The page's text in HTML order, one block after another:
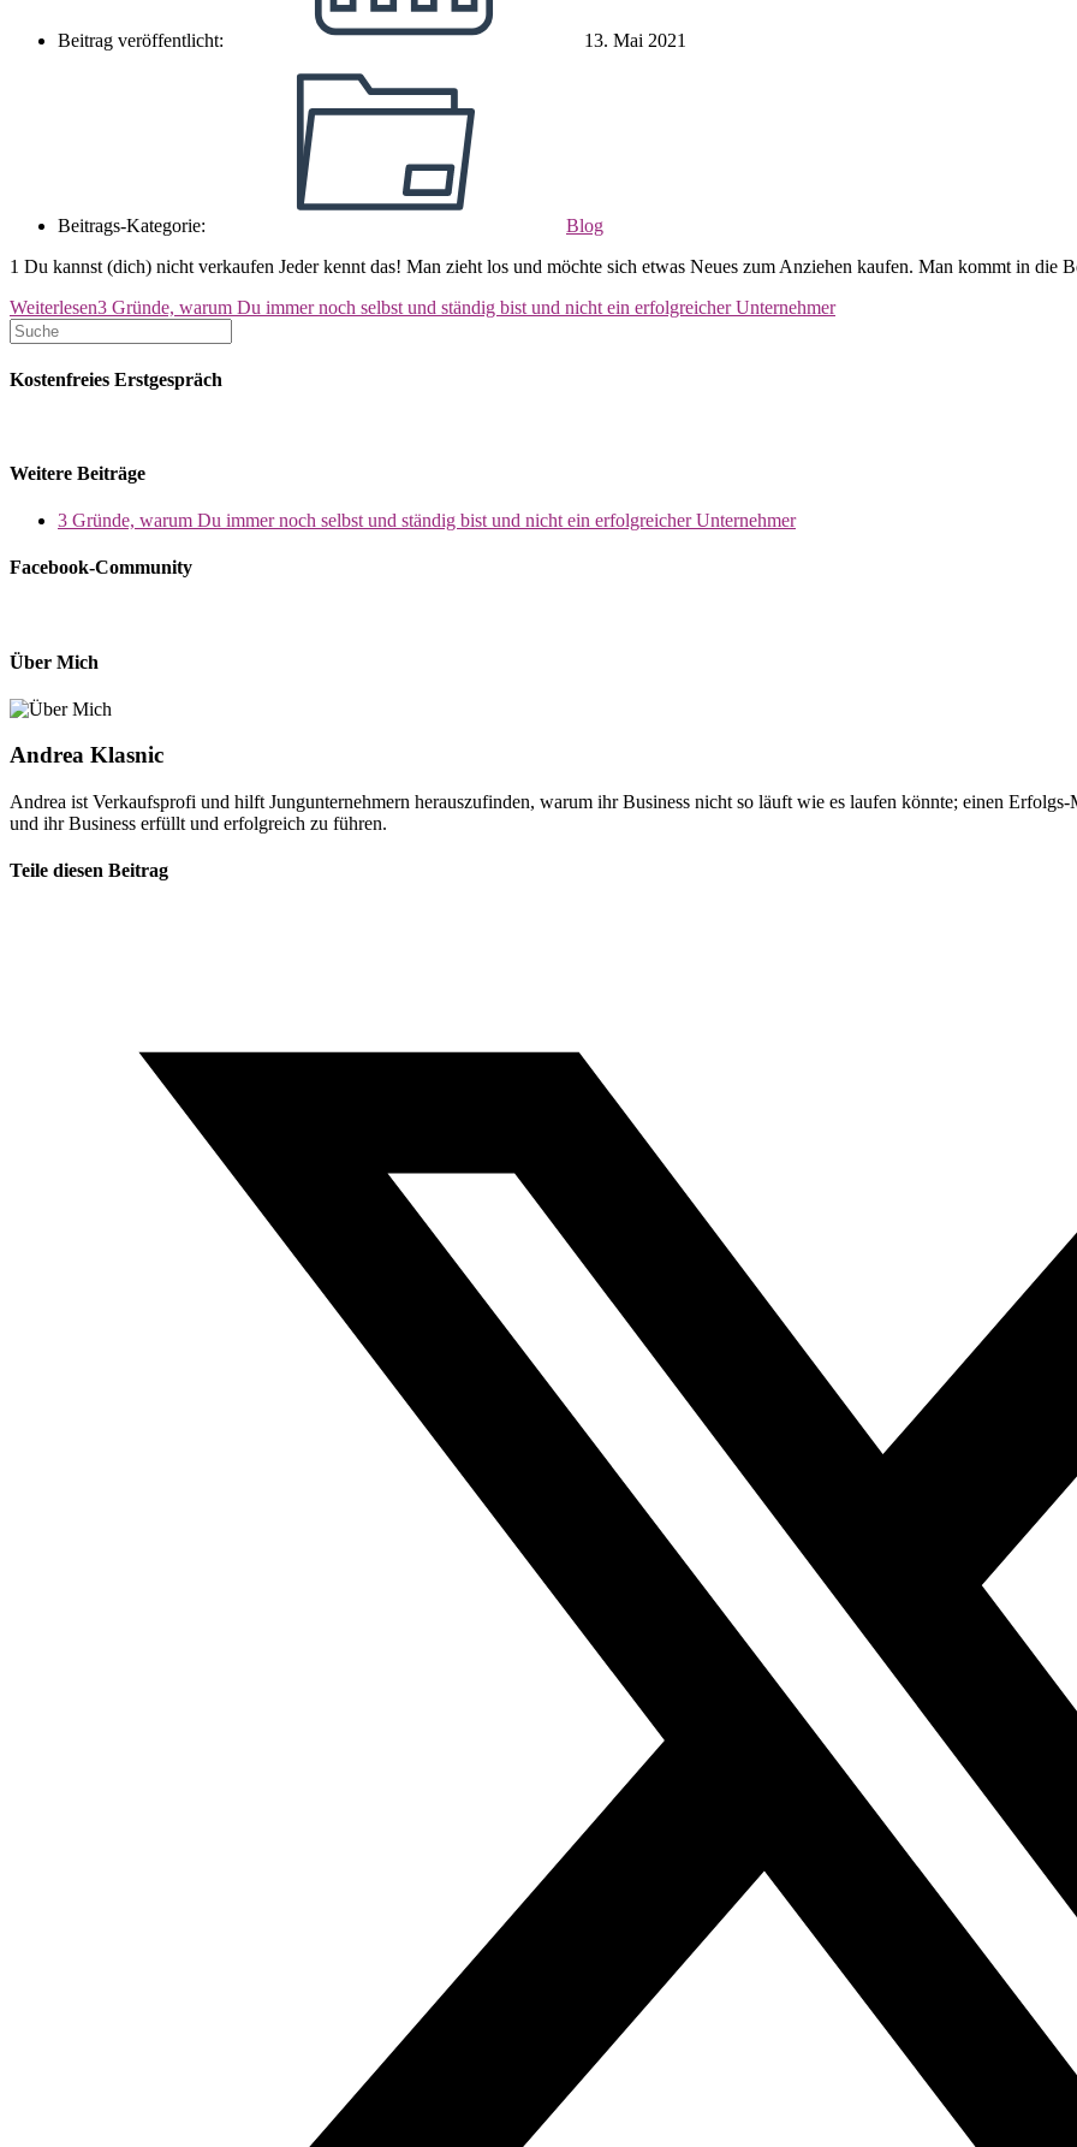
Beitrag veröffentlicht: 13. Mai 2021
Beitrags-Kategorie:
Blog
1 Du kannst (dich) nicht verkaufen Jeder kennt das! Man zieht los und möchte sich etwas Neues zum Anziehen kaufen. Man kommt in
Weiterlesen3 Gründe, warum Du immer noch selbst und ständig bist und nicht ein erfolgreicher Unternehmer
Kostenfreies Erstgespräch
Weitere Beiträge
3 Gründe, warum Du immer noch selbst und ständig bist und nicht ein erfolgreicher Unternehmer
Facebook-Community
Über Mich
Andrea Klasnic
Andrea ist Verkaufsprofi und hilft Jungunternehmern herauszufinden, warum ihr Business nicht so läuft wie es laufen könnte; einen
und ihr Business erfüllt und erfolgreich zu führen.
Teile diesen Beitrag